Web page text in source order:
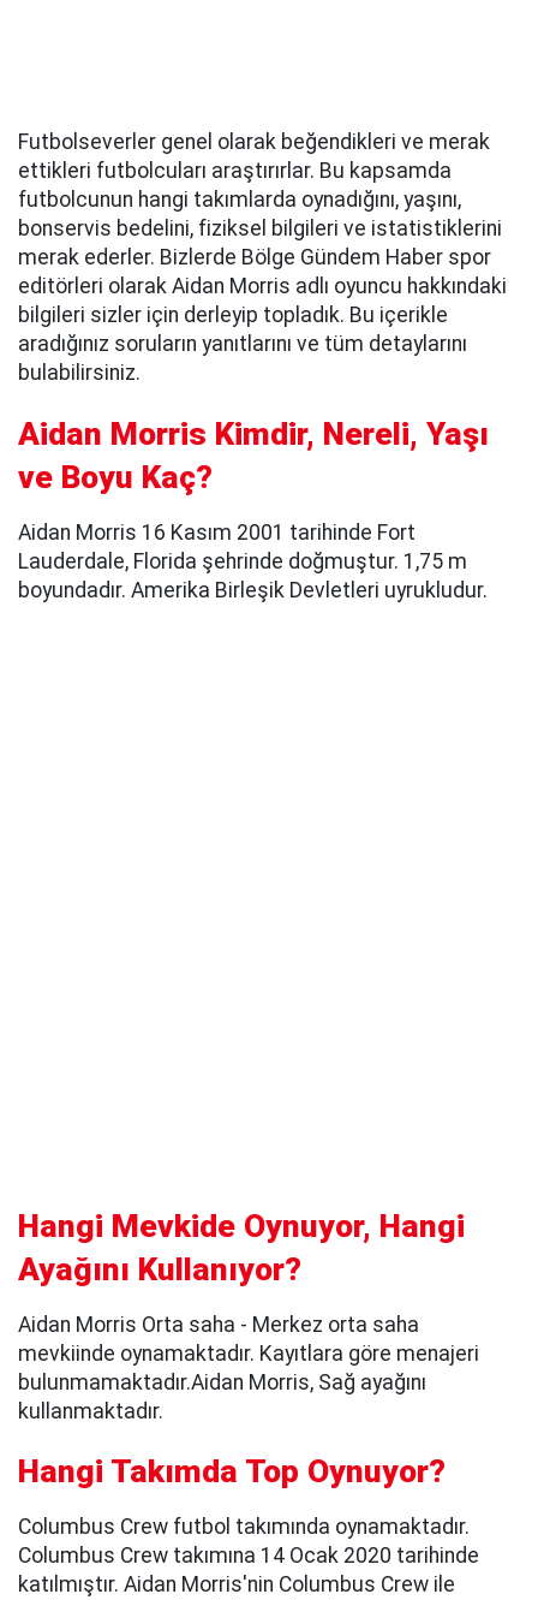
Futbolseverler genel olarak beğendikleri ve merak
ettikleri futbolcuları araştırırlar. Bu kapsamda
futbolcunun hangi takımlarda oynadığını, yaşını,
bonservis bedelini, fiziksel bilgileri ve istatistiklerini
merak ederler. Bizlerde Bölge Gündem Haber spor
editörleri olarak Aidan Morris adlı oyuncu hakkındaki
bilgileri sizler için derleyip topladık. Bu içerikle
aradığınız soruların yanıtlarını ve tüm detaylarını
bulabilirsiniz.
Aidan Morris Kimdir, Nereli, Yaşı
ve Boyu Kaç?
Aidan Morris 16 Kasım 2001 tarihinde Fort
Lauderdale, Florida şehrinde doğmuştur. 1,75 m
boyundadır. Amerika Birleşik Devletleri uyrukludur.
Hangi Mevkide Oynuyor, Hangi
Ayağını Kullanıyor?
Aidan Morris Orta saha - Merkez orta saha
mevkiinde oynamaktadır. Kayıtlara göre menajeri
bulunmamaktadır.Aidan Morris, Sağ ayağını
kullanmaktadır.
Hangi Takımda Top Oynuyor?
Columbus Crew futbol takımında oynamaktadır.
Columbus Crew takımına 14 Ocak 2020 tarihinde
katılmıştır. Aidan Morris'nin Columbus Crew ile